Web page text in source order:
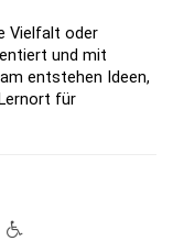
Vielfalt oder
und mit
entstehen Ideen,
für